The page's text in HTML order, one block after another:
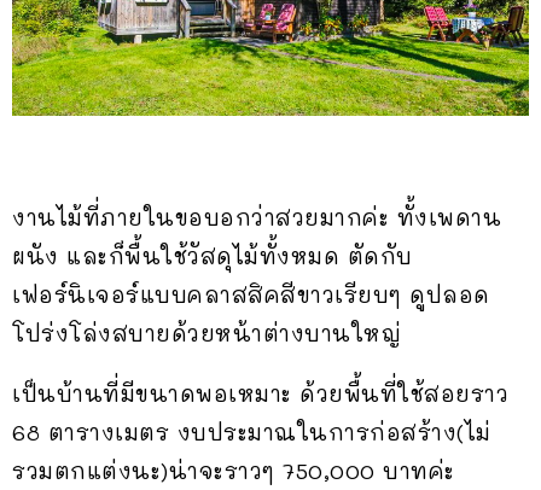
งานไม้ที่ภายในขอบอกว่าสวยมากค่ะ ทั้งเพดาน
ผนัง และก็พื้นใช้วัสดุไม้ทั้งหมด ตัดกับ
เฟอร์นิเจอร์แบบคลาสสิคสีขาวเรียบๆ ดูปลอด
โปร่งโล่งสบายด้วยหน้าต่างบานใหญ่
เป็นบ้านที่มีขนาดพอเหมาะ ด้วยพื้นที่ใช้สอยราว
68 ตารางเมตร งบประมาณในการก่อสร้าง(ไม่
รวมตกแต่งนะ)น่าจะราวๆ 750,000 บาทค่ะ